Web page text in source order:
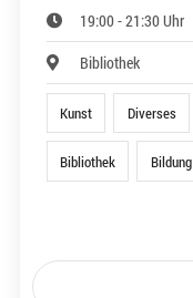
19:00 - 21:30 Uhr
Bibliothek
Kunst Diverses
Bibliothek Bildung